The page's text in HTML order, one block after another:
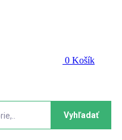
0 Košík
Vyhľadať